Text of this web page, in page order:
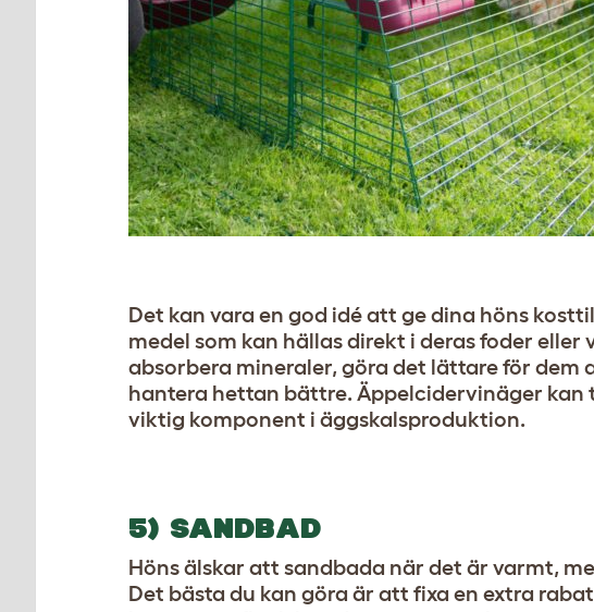
Det kan vara en god idé att ge dina höns
medel som kan hällas direkt i deras foder
absorbera mineraler, göra det lättare för dem
hantera hettan bättre. Äppelcidervinäger kan
viktig komponent i äggskalsproduktion.
5) SANDBAD
Höns älskar att sandbada när det är varmt,
Det bästa du kan göra är att fixa en extra